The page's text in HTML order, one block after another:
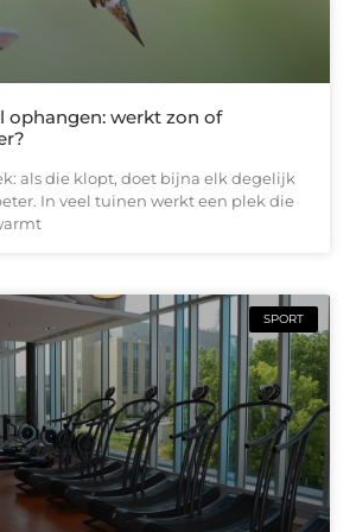
ophangen: werkt zon of
als die klopt, doet bijna elk degelijk
In veel tuinen werkt een plek die
SPORT